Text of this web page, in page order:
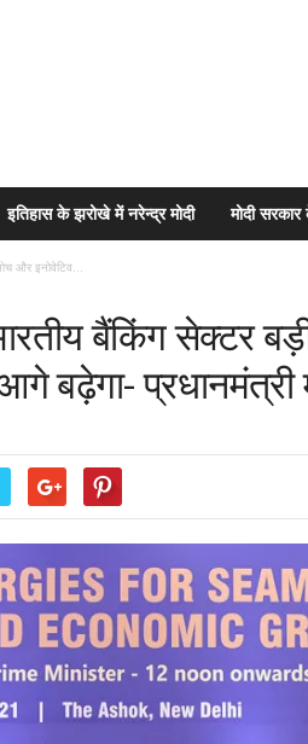
इतिहास के झरोखे में नरेन्द्र मोदी मोदी
और इनोवेटिव...
बैंकिंग सेक्टर
बढ़ेगा- प्रधानमंत्री